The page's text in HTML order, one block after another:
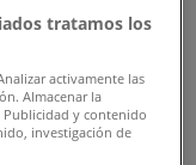
tratamos los
activamente las
Almacenar la
y contenido
investigación de